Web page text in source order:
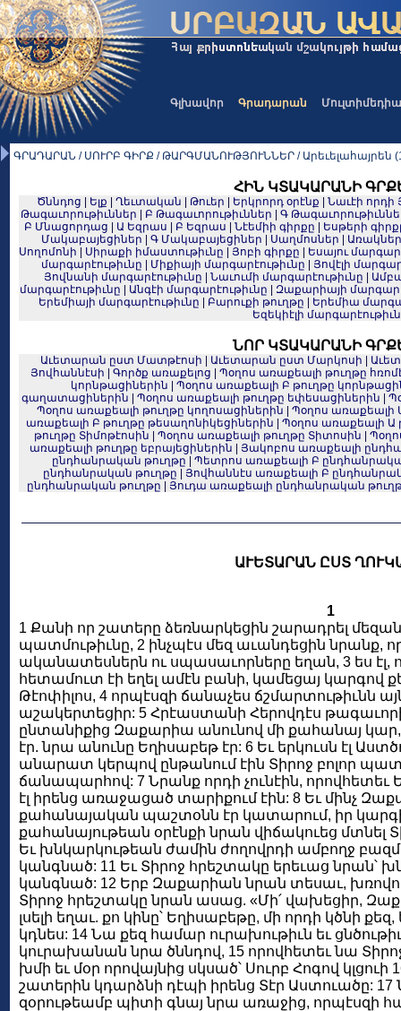
Գլխավոր Գրադարան Մուլտիմեդիա
ԳՐԱԴԱՐԱՆ / ՍՈՒՐԲ ԳԻՐՔ / ԹԱՐԳՄԱՆՈՒԹՅՈՒՆՆԵՐ / Արեւելահայրեն
ՀԻՆ ԿՏԱԿԱՐԱՆԻ
Ծննդոց Ելք Ղեւտական Թուեր Երկրորդ օրէնք
Նաւէի որդի
Թագաւորութիւններ
Բ Թագաւորութիւններ
Գ
Բ Մնացորդաց
Ա Եզրաս Բ Եզրաս Նէեմիի գիրքը
Եսթերի
Մակաբայեցիներ
Գ Մակաբայեցիներ Սաղմոսներ
Առակներ
Սողոմոնի
Սիրաքի իմաստութիւնը Յոբի գիրքը
Եսայու
մարգարէութիւնը
Միքիայի մարգարէութիւնը
Յովէլի
Յովնանի մարգարէութիւնը
Նաւումի մարգարէութիւնը
մարգարէութիւնը
Անգէի մարգարէութիւնը
Զաքարիայի
Երեմիայի մարգարէութիւնը
Բարուքի թուղթը
Երեմիա
Եզեկիէլի
ՆՈՐ ԿՏԱԿԱՐԱՆԻ
Աւետարան ըստ Մատթէոսի Աւետարան ըստ Մարկոսի
Յովհաննէսի
Գործք առաքելոց
Պօղոս առաքեալի թուղթը
կորնթացիներին
Պօղոս առաքեալի Բ թուղթը
գաղատացիներին
Պօղոս առաքեալի թուղթը եփեսացիներին
Պօղոս առաքեալի թուղթը կողոսացիներին
Պօղոս առաքեալի
առաքեալի Բ թուղթը թեսաղոնիկեցիներին
Պօղոս առաքեալի Ա
թուղթը Տիմոթէոսին
Պօղոս առաքեալի թուղթը Տիտոսին
առաքեալի թուղթը եբրայեցիներին
Յակոբոս առաքեալի
ընդհանրական թուղթը
Պետրոս առաքեալի Բ
ընդհանրական թուղթը
Յովհաննէս առաքեալի Բ
ընդհանրական թուղթը
Յուդա առաքեալի ընդհանրական
ԱՒԵՏԱՐԱՆ ԸՍՏ
1
1 Քանի որ շատերը ձեռնարկեցին շարադրել
պատմութիւնը, 2 ինչպէս մեզ աւանդեցին նրանք,
ականատեսներն ու սպասաւորները եղան, 3 ես էլ,
հետամուտ էի եղել ամէն բանի, կամեցայ կարգով
Թէոփիլոս, 4 որպէսզի ճանաչես ճշմարտութիւնն
աշակերտեցիր: 5 Հրէաստանի Հերովդէս
ընտանիքից Զաքարիա անունով մի քահանայ կար,
էր. նրա անունը Եղիսաբեթ էր: 6 Եւ երկուսն էլ
անարատ կերպով ընթանում էին Տիրոջ բոլոր
ճանապարհով: 7 Նրանք որդի չունէին, որովհետեւ
էլ իրենց առաջացած տարիքում էին: 8 Եւ մինչ
քահանայական պաշտօնն էր կատարում, իր կարգի
քահանայութեան օրէնքի նրան վիճակուեց մտնել
Եւ խնկարկութեան ժամին ժողովրդի ամբողջ
կանգնած: 11 Եւ Տիրոջ հրեշտակը երեւաց նրան՝
կանգնած: 12 Երբ Զաքարիան նրան տեսաւ,
Տիրոջ հրեշտակը նրան ասաց. «Մի՛ վախեցիր,
լսելի եղաւ. քո կինը՝ Եղիսաբեթը, մի որդի կծնի
կդնես: 14 Նա քեզ համար ուրախութիւն եւ
կուրախանան նրա ծննդով, 15 որովհետեւ նա Տիրոջ
խմի եւ մօր որովայնից սկսած՝ Սուրբ Հոգով կլցուի
շատերին կդարձնի դէպի իրենց Տէր Աստուածը: 17
զօրութեամբ պիտի գնայ նրա առաջից, որպէսզի